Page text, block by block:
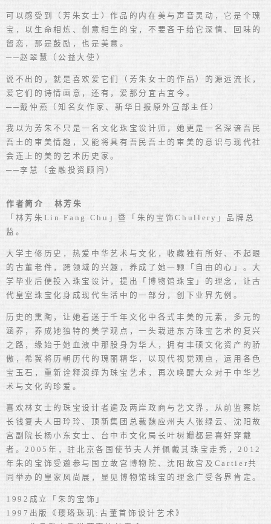
可以感受到（芳朱女士）作品的内在美与声音灵动，它是个瑰
宝，以生命相炼、创意相生的宝，不要吝于给它深情、回味的
留恋，那是鼓励，也是美意。
──赵翠慧（公益大使）
说不出的，就是喜欢爱它们（芳朱女士的作品）的源远流长，
爱它们的诗情画意，还有，爱那分宜古宜今。
──戴仲燕（知名女作家、新华日报原外宣部主任）
我以为芳朱不只是一名文化珠宝设计师，她更是一名深谙吾民
吾土的审美情趣，又能将具有吾民吾土的审美的意识与现代社
会连上的美的艺术历史家。
──李慧（金融投资顾问）
作者简介 林芳朱
「林芳朱Lin Fang Chu」暨「朱的宝饰Chullery」品牌总
监。
大学主修历史，热爱中华艺术与文化，收藏独有所好、不起眼
的古董老件，跨领域的兴趣，养成了她一颗「自由的心」。大
学毕业后便投入珠宝设计，提出「博物馆珠宝」的理念，让古
代皇室珠宝化身成现代生活中的一部分，创下业界先例。
历史的熏陶，让她着迷于千年文化中各式丰美的元素，多元的
涵养，养成她独特的美学观点，一头栽进东方珠宝艺术的复兴
之路，缘始于她血液中那股身为华人，拥有丰硕文化资产的骄
傲，希冀将历朝历代的瑰丽精华，以现代视觉观点，运用各色
宝玉石，重新诠释演绎为珠宝艺术，再次唤醒大众对于中华艺
术与文化的珍爱。
喜欢林女士的珠宝设计者遍及两岸政商与艺文界，从前监察院
长钱复夫人田玲玲、顶新集团总裁魏应州夫人张绿云、沈阳故
宫副院长杨小东女士、台中市文化局长叶树姗都是喜好穿戴
者。2005年，驻北京各国使节夫人并佩戴其珠宝走秀，2012
年朱的宝饰受邀参与国立故宫博物院、沈阳故宫及Cartier共
同举办的皇家风尚展，显见博物馆珠宝的理念广受各界肯定。
1992成立「朱的宝饰」
1997出版《璎珞珠玑:古董首饰设计艺术》